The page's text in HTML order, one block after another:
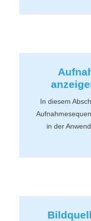
In diesem
in der